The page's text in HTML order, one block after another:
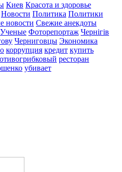
Киев Красота и здоровье
Новости Политика Политики
новости Свежие анекдоты
Ученые Фоторепортаж Чернігів
Черниговцы Экономика
коррупция кредит купить
ресторан
убивает